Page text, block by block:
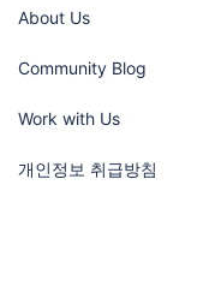
About Us
Community Blog
Work with Us
개인정보 취급방침